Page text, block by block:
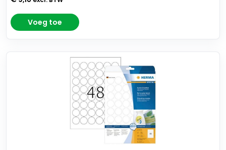
Voeg toe